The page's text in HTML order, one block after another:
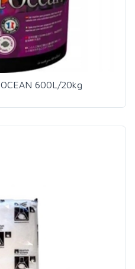
600L/20kg